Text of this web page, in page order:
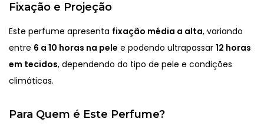
Fixação e Projeção
Este perfume apresenta fixação média a alta, variando
entre 6 a 10 horas na pele e podendo ultrapassar 12 horas
em tecidos, dependendo do tipo de pele e condições
climáticas.
Para Quem é Este Perfume?